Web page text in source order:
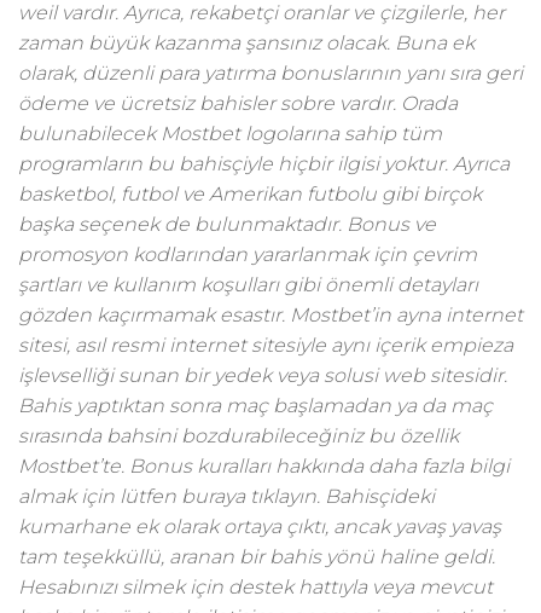
weil vardır. Ayrıca, rekabetçi oranlar ve çizgilerle, her
zaman büyük kazanma şansınız olacak. Buna ek
olarak, düzenli para yatırma bonuslarının yanı sıra geri
ödeme ve ücretsiz bahisler sobre vardır. Orada
bulunabilecek Mostbet logolarına sahip tüm
programların bu bahisçiyle hiçbir ilgisi yoktur. Ayrıca
basketbol, futbol ve Amerikan futbolu gibi birçok
başka seçenek de bulunmaktadır. Bonus ve
promosyon kodlarından yararlanmak için çevrim
şartları ve kullanım koşulları gibi önemli detayları
gözden kaçırmamak esastır. Mostbet’in ayna internet
sitesi, asıl resmi internet sitesiyle aynı içerik empieza
işlevselliği sunan bir yedek veya solusi web sitesidir.
Bahis yaptıktan sonra maç başlamadan ya da maç
sırasında bahsini bozdurabileceğiniz bu özellik
Mostbet’te. Bonus kuralları hakkında daha fazla bilgi
almak için lütfen buraya tıklayın. Bahisçideki
kumarhane ek olarak ortaya çıktı, ancak yavaş yavaş
tam teşekküllü, aranan bir bahis yönü haline geldi.
Hesabınızı silmek için destek hattıyla veya mevcut